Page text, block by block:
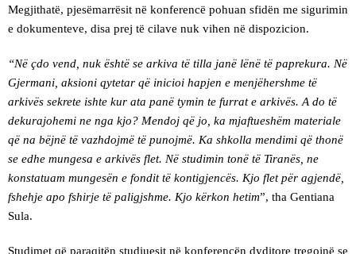
Megjithatë, pjesëmarrësit në konferencë pohuan sfidën me sigurimin
e dokumenteve, disa prej të cilave nuk vihen në dispozicion.
“Në çdo vend, nuk është se arkiva të tilla janë lënë të paprekura. Në
Gjermani, aksioni qytetar që inicioi hapjen e menjëhershme të
arkivës sekrete ishte kur ata panë tymin te furrat e arkivës. A do të
dekurajohemi ne nga kjo? Mendoj që jo, ka mjaftueshëm materiale
që na bëjnë të vazhdojmë të punojmë. Ka shkolla mendimi që thonë
se edhe mungesa e arkivës flet. Në studimin tonë të Tiranës, ne
konstatuam mungesën e fondit të kontigjencës. Kjo flet për agjendë,
fshehje apo fshirje të paligjshme. Kjo kërkon hetim”, tha Gentiana
Sula.
Studimet që paraqitën studiuesit në konferencën dyditore tregojnë se